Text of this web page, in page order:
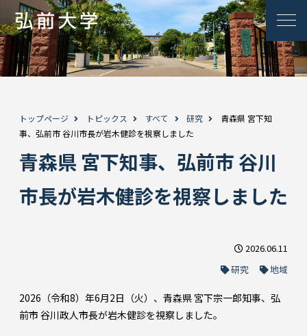
トップページ トピックス すべて 研究
青森県 宮下知
事、弘前市 谷川市長が岩木健診を視察しました
青森県 宮下知事、弘前市 谷川
市長が岩木健診を視察しました
2026.06.11
研究
地域
2026（令和8）年6月2日（火）、青森県 宮下宗一郎知事、弘
前市 谷川政人市長が岩木健診を視察しました。